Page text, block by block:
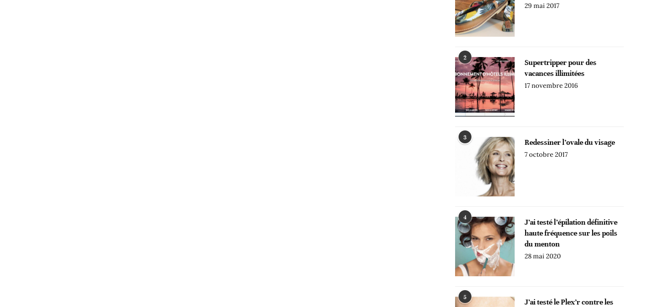
29 mai 2017
2
Supertripper pour des
vacances illimitées
17 novembre 2016
3
Redessiner l’ovale du visage
7 octobre 2017
4
J’ai testé l’épilation définitive
haute fréquence sur les poils
du menton
28 mai 2020
5
J’ai testé le Plex’r contre les